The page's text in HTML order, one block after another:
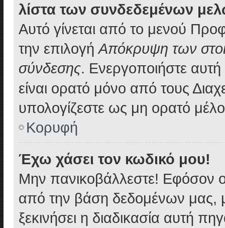
λίστα των συνδεδεμένων
Αυτό γίνεται από το μενού
την επιλογή Απόκρυψη των
σύνδεσης. Ενεργοποιήστε
είναι ορατό μόνο από τους
υπολογίζεστε ως μη ορατό
Κορυφή
Έχω χάσει τον κωδικό μου!
Μην πανικοβάλλεστε! Εφόσον
από την βάση δεδομένων μας,
ξεκινήσει η διαδικασία αυτή